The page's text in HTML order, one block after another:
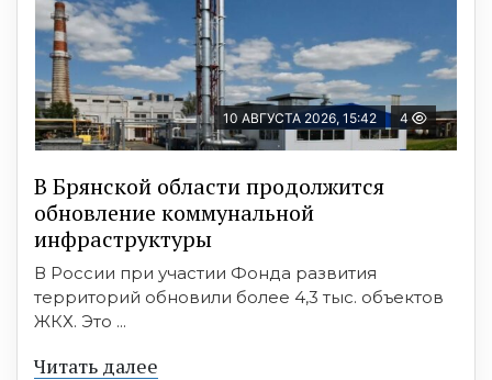
10 АВГУСТА 2026, 15:42 4
В Брянской области продолжится
обновление коммунальной
инфраструктуры
В России при участии Фонда развития
территорий обновили более 4,3 тыс. объектов
ЖКХ. Это ...
Читать далее